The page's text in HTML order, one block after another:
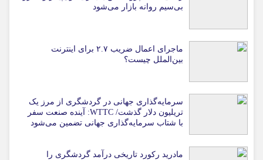
بی‌سیم روانه بازار می‌شود
ماجرای اعمال ضریب ۲.۷ برای اینترنت
بین‌الملل چیست؟
سرمایه‌گذاری جهانی در گردشگری از مرز یک
تریلیون دلار گذشت/ WTTC: آینده صنعت سفر
با شتاب سرمایه‌گذاری جهانی تضمین می‌شود
مادرید رکورد تاریخی درآمد گردشگری را